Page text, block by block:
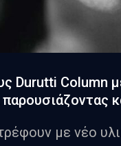
Durutti Column
με νέο